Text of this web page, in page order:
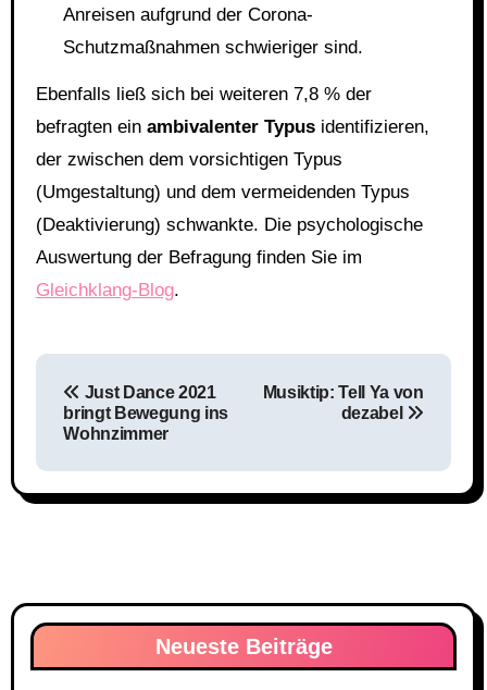
Anreisen aufgrund der Corona-
Schutzmaßnahmen schwieriger sind.
Ebenfalls ließ sich bei weiteren 7,8 % der
befragten ein ambivalenter Typusidentifizieren,
der zwischen dem vorsichtigen Typus
(Umgestaltung) und dem vermeidenden Typus
(Deaktivierung) schwankte. Die psychologische
Auswertung der Befragung finden Sie im
Gleichklang-Blog.
Just Dance 2021
bringt Bewegung ins
Wohnzimmer
Musiktip: Tell Ya von
dezabel
Neueste Beiträge